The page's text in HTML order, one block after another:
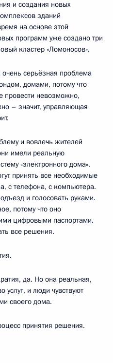
и создания новых
зданий
на основе этой
программ уже создано три
кластер «Ломоносов».
серьёзная проблема
домами, потому что
провести невозможно,
– значит, управляющая
и вовлечь жителей
имели реальную
«электронного дома»,
принять все необходимые
с телефона, с компьютера.
и голосовать руками.
потому что оно
цифровыми паспортами.
все решения.
да. Но она реальная,
услуг, и люди чувствуют
своего дома.
принятия решения.